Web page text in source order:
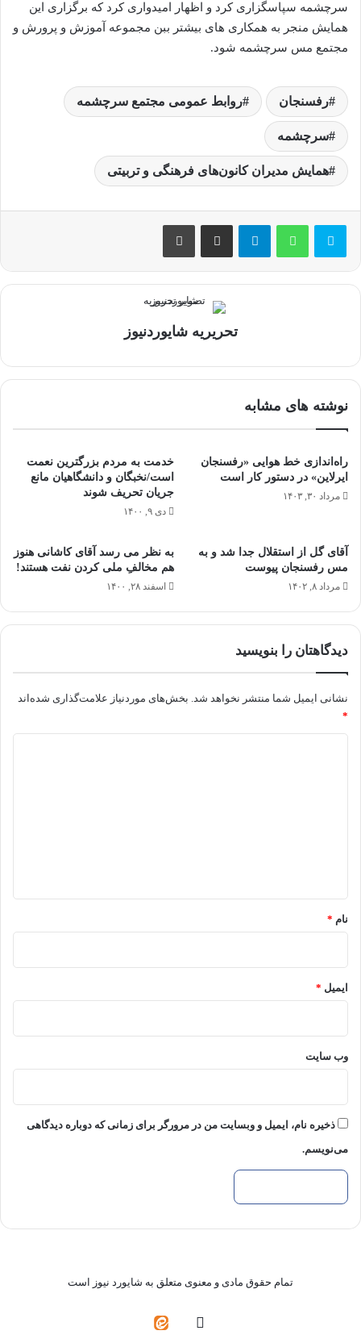
سرچشمه سپاسگزاری کرد و اظهار امیدواری کرد که برگزاری این
همایش منجر به همکاری های بیشتر ببن مجموعه آموزش و پرورش و
مجتمع مس سرچشمه شود.
رفسنجان روابط عمومی مجتمع سرچشمه
سرچشمه
همایش مدیران کانون‌های فرهنگی و تربیتی
تلگرام اشتراک گذاری از طریق ایمیل چاپ
تحریریه شایوردنیوز
نوشته های مشابه
راه‌اندازی خط هوایی «رفسنجان
ایرلاین» در دستور کار است
مرداد ۳۰, ۱۴۰۳
خدمت به مردم بزرگترین نعمت
است/نخبگان و دانشگاهیان مانع
جریان تحریف‌ شوند
دی ۹, ۱۴۰۰
آقای گل از استقلال جدا شد و به
مس رفسنجان پیوست
مرداد ۸, ۱۴۰۲
به نظر مى رسد آقاى کاشانى هنوز
هم مخالفِ ملى کردن نفت هستند!
اسفند ۲۸, ۱۴۰۰
دیدگاهتان را بنویسید
نشانی ایمیل شما منتشر نخواهد شد. بخش‌های موردنیاز علامت‌گذاری شده‌اند
*
نام *
ایمیل *
وب‌ سایت
ذخیره نام، ایمیل و وبسایت من در مرورگر برای زمانی که دوباره دیدگاهی
می‌نویسم.
تمام حقوق مادی و معنوی متعلق به شایورد نیوز است
واتس